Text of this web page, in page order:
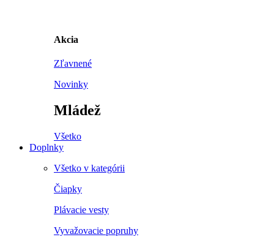
Akcia
Zľavnené
Novinky
Mládež
Všetko
Doplnky
Všetko v kategórii
Čiapky
Plávacie vesty
Vyvažovacie popruhy